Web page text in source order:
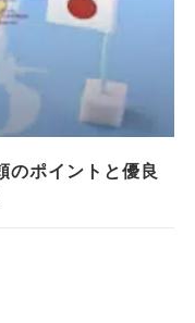
のポイントと優良